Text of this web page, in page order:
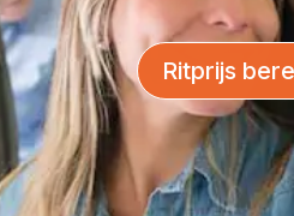
Ritprijs